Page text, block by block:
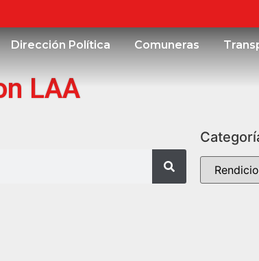
Dirección Política Comuneras
LAA